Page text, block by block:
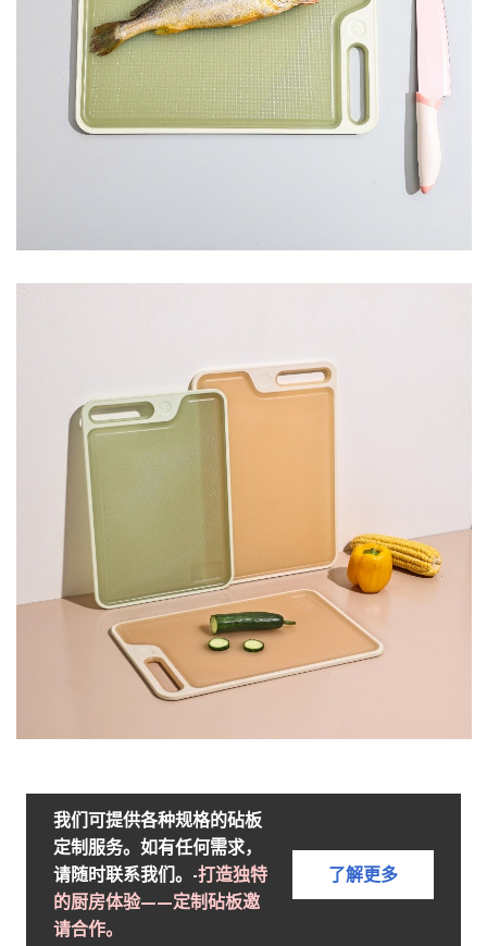
我们可提供各种规格的砧板
定制服务。如有任何需求，
请随时联系我们。-打造独特
的厨房体验——定制砧板邀
请合作。
了解更多